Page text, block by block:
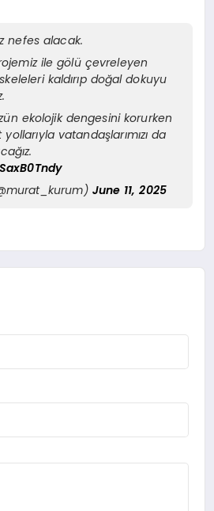
nefes alacak.
ile gölü çevreleyen
kaldırıp doğal dokuyu
ekolojik dengesini korurken
vatandaşlarımızı da
June 11, 2025